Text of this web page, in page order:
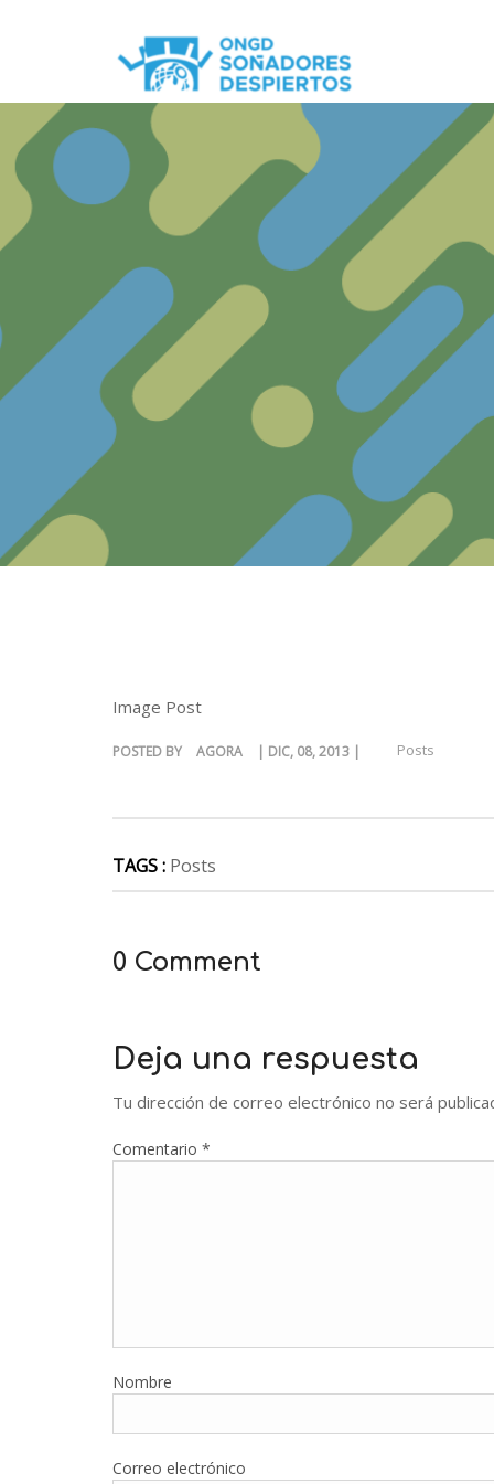
Image Post
POSTED BY AGORA | DIC, 08, 2013 | Posts
TAGS : Posts
0 Comment
Deja una respuesta
Tu dirección de correo electrónico no será
Comentario *
Nombre
Correo electrónico